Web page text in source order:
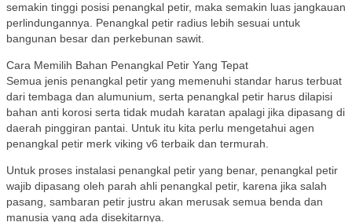
semakin tinggi posisi penangkal petir, maka semakin luas jangkauan
perlindungannya. Penangkal petir radius lebih sesuai untuk
bangunan besar dan perkebunan sawit.
Cara Memilih Bahan Penangkal Petir Yang Tepat
Semua jenis penangkal petir yang memenuhi standar harus terbuat
dari tembaga dan alumunium, serta penangkal petir harus dilapisi
bahan anti korosi serta tidak mudah karatan apalagi jika dipasang di
daerah pinggiran pantai. Untuk itu kita perlu mengetahui agen
penangkal petir merk viking v6 terbaik dan termurah.
Untuk proses instalasi penangkal petir yang benar, penangkal petir
wajib dipasang oleh parah ahli penangkal petir, karena jika salah
pasang, sambaran petir justru akan merusak semua benda dan
manusia yang ada disekitarnya.